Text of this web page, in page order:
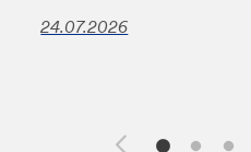
24.07.2026